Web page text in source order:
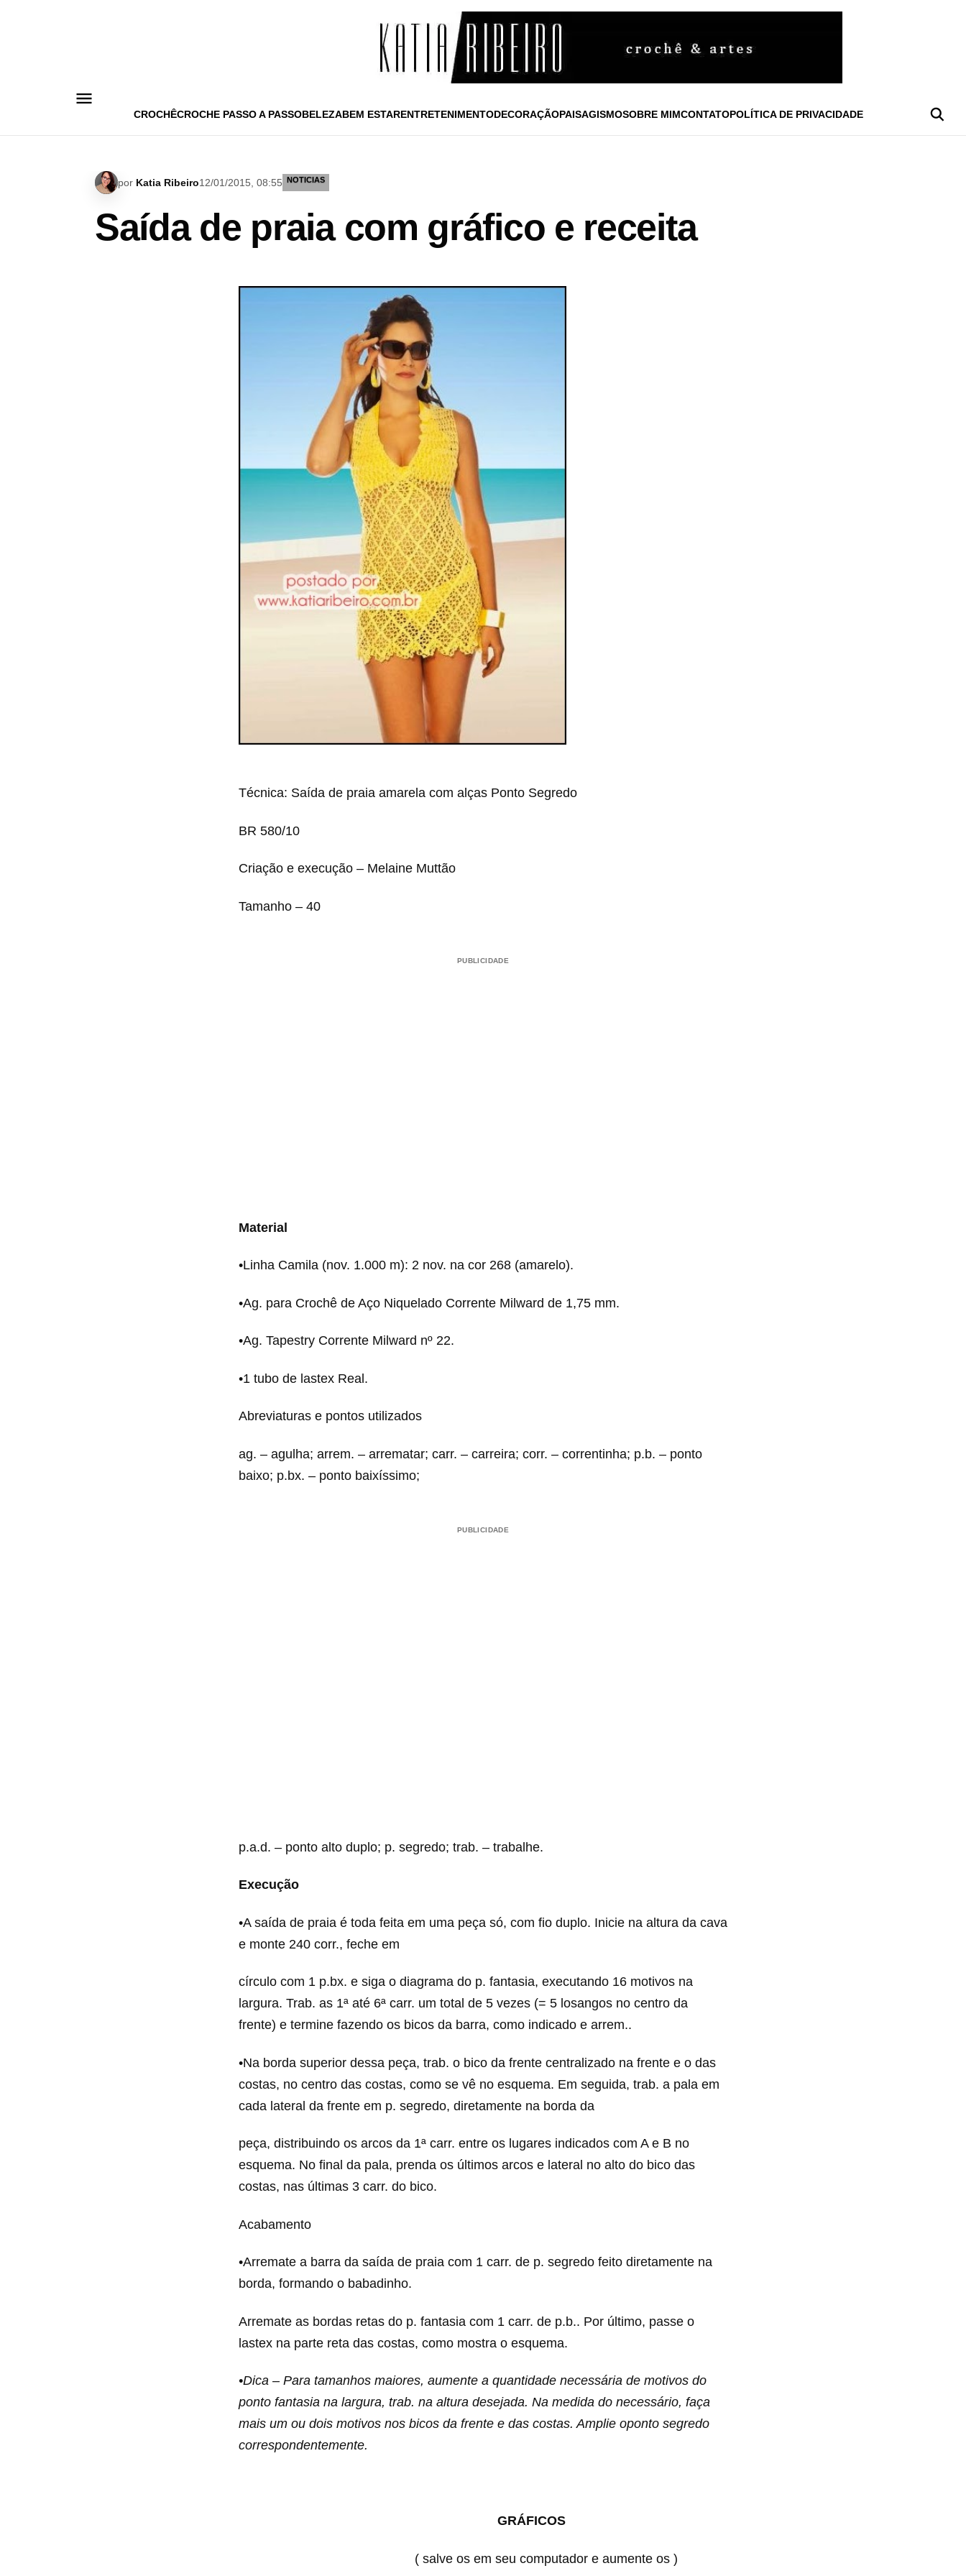
CROCHÊCROCHE PASSO A PASSOBELEZABEM ESTARENTRETENIMENTODECORAÇÃOPAISAGISMOSOBRE MIMCONTATOPOLÍTICA DE PRIVACIDADE
por Katia Ribeiro12/01/2015, 08:55 NOTICIAS
Saída de praia com gráfico e receita
Técnica: Saída de praia amarela com alças Ponto Segredo
BR 580/10
Criação e execução – Melaine Muttão
Tamanho – 40
PUBLICIDADE
Material
•Linha Camila (nov. 1.000 m): 2 nov. na cor 268 (amarelo).
•Ag. para Crochê de Aço Niquelado Corrente Milward de 1,75 mm.
•Ag. Tapestry Corrente Milward nº 22.
•1 tubo de lastex Real.
Abreviaturas e pontos utilizados
ag. – agulha; arrem. – arrematar; carr. – carreira; corr. – correntinha; p.b. – ponto
baixo; p.bx. – ponto baixíssimo;
PUBLICIDADE
p.a.d. – ponto alto duplo; p. segredo; trab. – trabalhe.
Execução
•A saída de praia é toda feita em uma peça só, com fio duplo. Inicie na altura da cava
e monte 240 corr., feche em
círculo com 1 p.bx. e siga o diagrama do p. fantasia, executando 16 motivos na
largura. Trab. as 1ª até 6ª carr. um total de 5 vezes (= 5 losangos no centro da
frente) e termine fazendo os bicos da barra, como indicado e arrem..
•Na borda superior dessa peça, trab. o bico da frente centralizado na frente e o das
costas, no centro das costas, como se vê no esquema. Em seguida, trab. a pala em
cada lateral da frente em p. segredo, diretamente na borda da
peça, distribuindo os arcos da 1ª carr. entre os lugares indicados com A e B no
esquema. No final da pala, prenda os últimos arcos e lateral no alto do bico das
costas, nas últimas 3 carr. do bico.
Acabamento
•Arremate a barra da saída de praia com 1 carr. de p. segredo feito diretamente na
borda, formando o babadinho.
Arremate as bordas retas do p. fantasia com 1 carr. de p.b.. Por último, passe o
lastex na parte reta das costas, como mostra o esquema.
•Dica – Para tamanhos maiores, aumente a quantidade necessária de motivos do
ponto fantasia na largura, trab. na altura desejada. Na medida do necessário, faça
mais um ou dois motivos nos bicos da frente e das costas. Amplie oponto segredo
correspondentemente.
GRÁFICOS
( salve os em seu computador e aumente os )